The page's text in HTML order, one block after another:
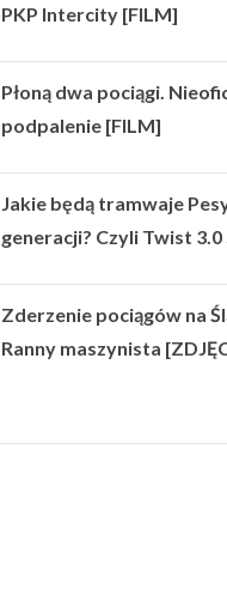
PKP Intercity [FILM]
Płoną dwa pociągi.
podpalenie [FILM]
Jakie będą tramwaje
generacji? Czyli Twist 3.0
Zderzenie pociągów na
Ranny maszynista